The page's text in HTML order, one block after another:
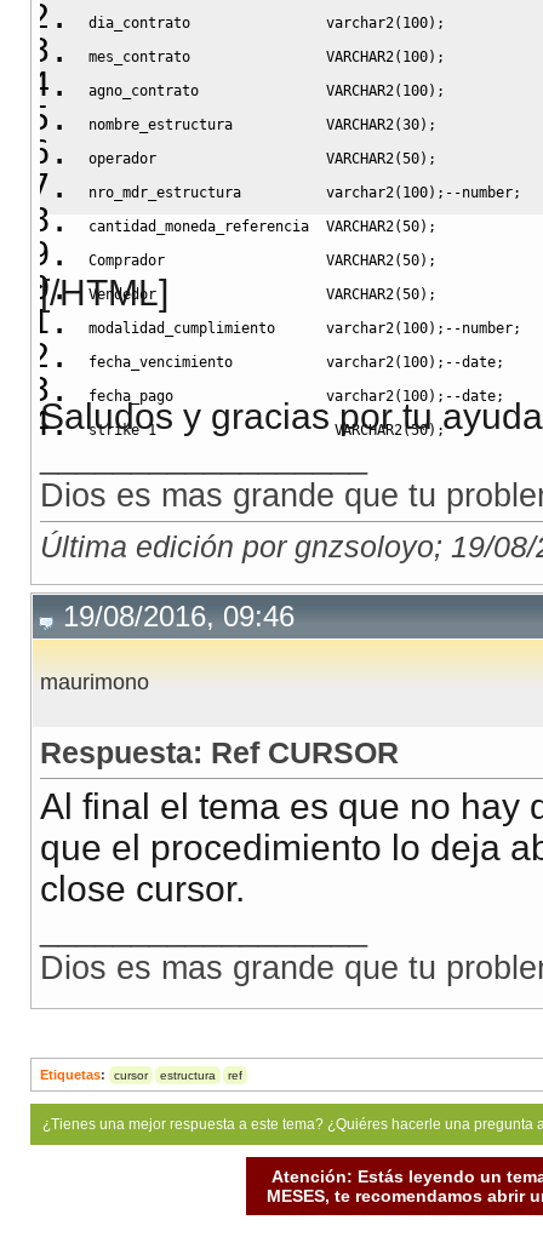
dia_contrato                varchar2( 100) ;
mes_contrato                VARCHAR2( 100) ;
agno_contrato               VARCHAR2( 100) ;
nombre_estructura           VARCHAR2(30) ;
operador                    VARCHAR2(50) ;
nro_mdr_estructura          varchar2( 100) ; --number;
cantidad_moneda_referencia  VARCHAR2(50) ;
Comprador                   VARCHAR2(50) ;
Vendedor                    VARCHAR2(50) ;
modalidad_cumplimiento      varchar2( 100) ; --number;
fecha_vencimiento           varchar2( 100) ; --date;
fecha_pago                  varchar2( 100) ; --date;
strike_1                     VARCHAR2(50) ;
subyacente                  VARCHAR2( )
fax_branch                  VARCHAR2
fono_branch                 VARCHAR2
(100 );
P_NUMEROOPE := 16058.24;
P_ERRCOD :
NULL;
P_ERRMSG :
C_RETORNO :
--Modify the code to initialize
--OPEN <subst>;
LOOP
FETCH C_RETORNO INTO numero_mdr,numero_murex,
cantidad_moneda_referencia
fecha_vencimiento,
C_RETORNO%NOTFOUND;
[/HTML]
Saludos y gracias por tu ayuda
Dios es mas grande que tu
Última edición por gnzsoloyo; 19/
19/08/2016, 09:46
maurimono
Respuesta: Ref CURSOR
Al final el tema es que no hay
que el procedimiento lo deja
close cursor.
Dios es mas grande que tu
Etiquetas: cursor estructura ref
¿Tienes una mejor respuesta a este tema? ¿Quiéres hacerle una
Atención: Estás leyendo un
MESES, te recomendamos abrir